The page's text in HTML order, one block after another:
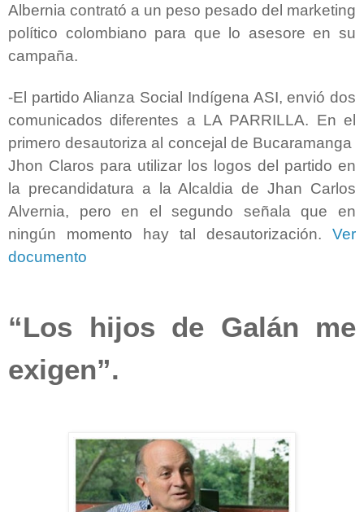
Albernia contrató a un peso pesado del marketing
político colombiano para que lo asesore en su
campaña.
-El partido Alianza Social Indígena ASI, envió dos
comunicados diferentes a LA PARRILLA. En el
primero desautoriza al concejal de Bucaramanga
Jhon Claros para utilizar los logos del partido en
la precandidatura a la Alcaldia de Jhan Carlos
Alvernia, pero en el segundo señala que en
ningún momento hay tal desautorización. Ver
documento
“Los hijos de Galán me
exigen”.